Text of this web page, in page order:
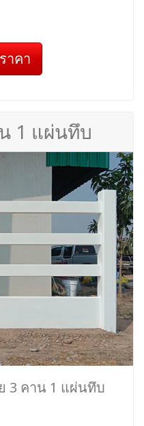
าคา
1 แผ่นทึบ
3 คาน 1 แผ่นทึบ